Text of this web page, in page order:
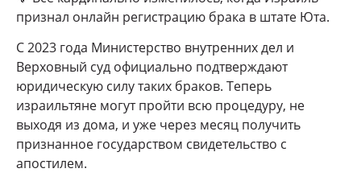
признал онлайн регистрацию брака в штате Юта.
С 2023 года Министерство внутренних дел и
Верховный суд официально подтверждают
юридическую силу таких браков. Теперь
израильтяне могут пройти всю процедуру, не
выходя из дома, и уже через месяц получить
признанное государством свидетельство с
апостилем.